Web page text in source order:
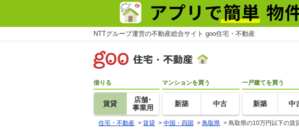
NTTグループ運営の不動産総合サイト goo住宅・不動産
借りる
賃貸
店舗･
事業用
マンションを買う
新築 中古
一戸建てを買う
新築 中
住宅・不動産 > 賃貸 > 中国・四国 > 鳥取県 > 鳥取県の10万円以下の賃